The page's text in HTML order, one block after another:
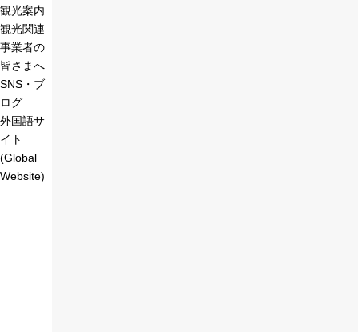
観光案内
観光関連
事業者の
皆さまへ
SNS・ブ
ログ
外国語サ
イト
(Global
Website)